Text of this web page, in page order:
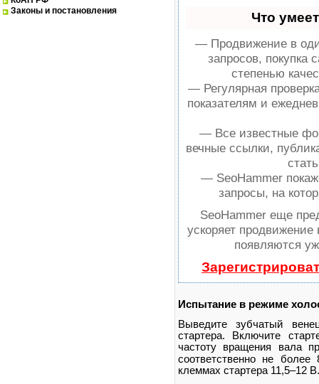
Законы и постановления
Что
— Продвижение в
запросов,
степенью
— Регулярная
показателям и
— Все известные
вечные ссылки,
— SeoHammer
запросы, на
SeoHammer еще
ускоряет
появляются
Испытание в режиме
Выведите зубчатый
стартера. Включите
частоту вращения вала
соответственно не
клеммах стартера 11,5–12 В.